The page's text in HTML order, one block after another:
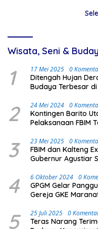
Wisata, Seni &
1 17 Mei 2025 0
Ditengah Hujan
Budaya Terbesar
2 24 Mei 2024 0
Kontingen Barito
Pelaksanaan FBIM
3 23 Mei 2025 0
FBIM dan Kalteng
Gubernur Agustiar
4 6 Oktober 2024 0
GPGM Gelar
Gereja GKE
5 25 Juli 2025 0
Teras Narang